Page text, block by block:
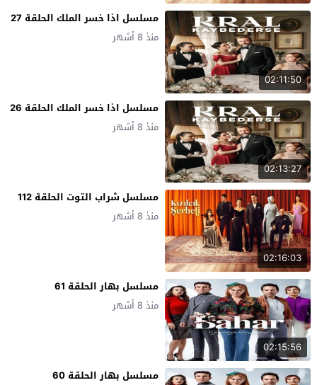
02:11:50
مسلسل اذا خسر الملك الحلقة 27
منذ 8 أشهر
02:13:27
مسلسل اذا خسر الملك الحلقة 26
منذ 8 أشهر
02:16:03
مسلسل شراب التوت الحلقة 112
منذ 8 أشهر
02:15:56
مسلسل بهار الحلقة 61
منذ 8 أشهر
مسلسل بهار الحلقة 60